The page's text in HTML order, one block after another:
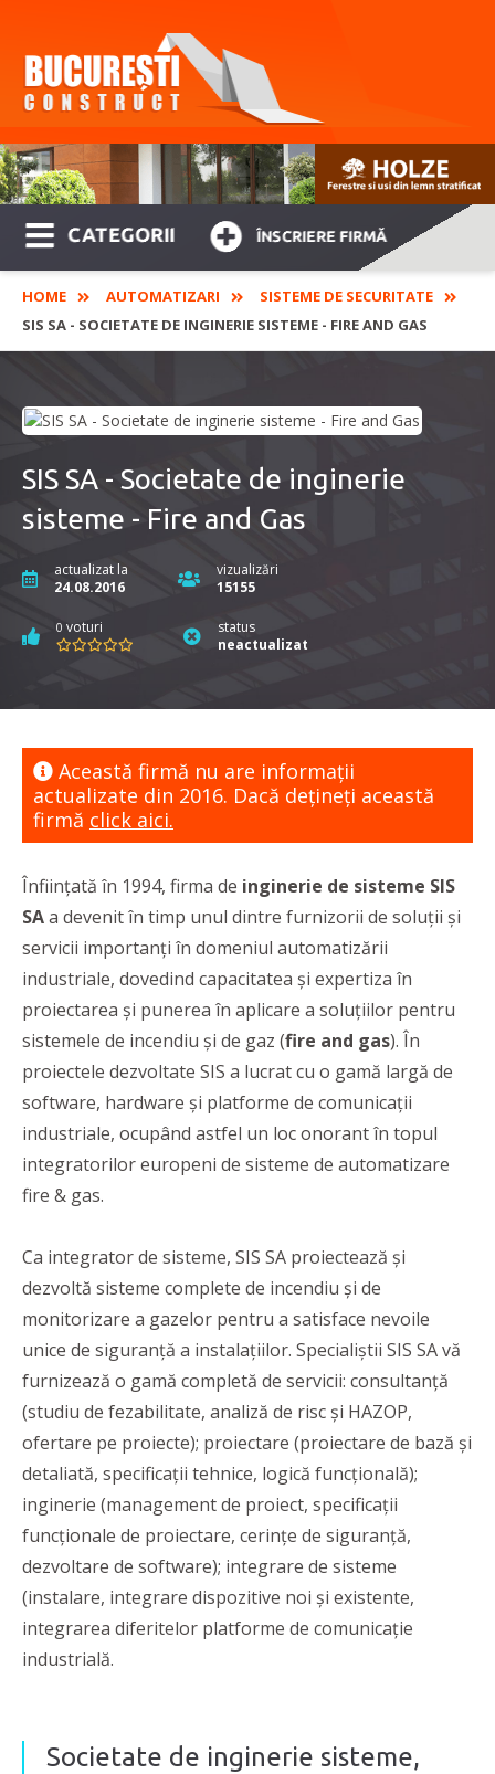
CATEGORII ÎNSCRIERE FIRMĂ
HOME AUTOMATIZARI
SISTEME DE SECURITATE
SIS SA - SOCIETATE DE INGINERIE SISTEME - FIRE AND GAS
SIS SA - Societate de inginerie
sisteme - Fire and Gas
actualizat la
24.08.2016
vizualizări
15155
0 voturi
status
neactualizat
Această firmă nu are informaţii
actualizate din 2016. Dacă dețineți această
firmă click aici.
Înființată în 1994, firma de inginerie de sisteme SIS
SAa devenit în timp unul dintre furnizorii de soluții și
servicii importanți în domeniul automatizării
industriale, dovedind capacitatea și expertiza în
proiectarea și punerea în aplicare a soluțiilor pentru
sistemele de incendiu și de gaz (fire and gas). În
proiectele dezvoltate SIS a lucrat cu o gamă largă de
software, hardware și platforme de comunicații
industriale, ocupând astfel un loc onorant în topul
integratorilor europeni de sisteme de automatizare
fire & gas.
Ca integrator de sisteme, SIS SA proiectează și
dezvoltă sisteme complete de incendiu și de
monitorizare a gazelor pentru a satisface nevoile
unice de siguranță a instalațiilor. Specialiștii SIS SA vă
furnizează o gamă completă de servicii: consultanță
(studiu de fezabilitate, analiză de risc și HAZOP,
ofertare pe proiecte); proiectare (proiectare de bază și
detaliată, specificații tehnice, logică funcțională);
inginerie (management de proiect, specificații
funcționale de proiectare, cerințe de siguranță,
dezvoltare de software); integrare de sisteme
(instalare, integrare dispozitive noi și existente,
integrarea diferitelor platforme de comunicație
industrială.
Societate de inginerie sisteme,